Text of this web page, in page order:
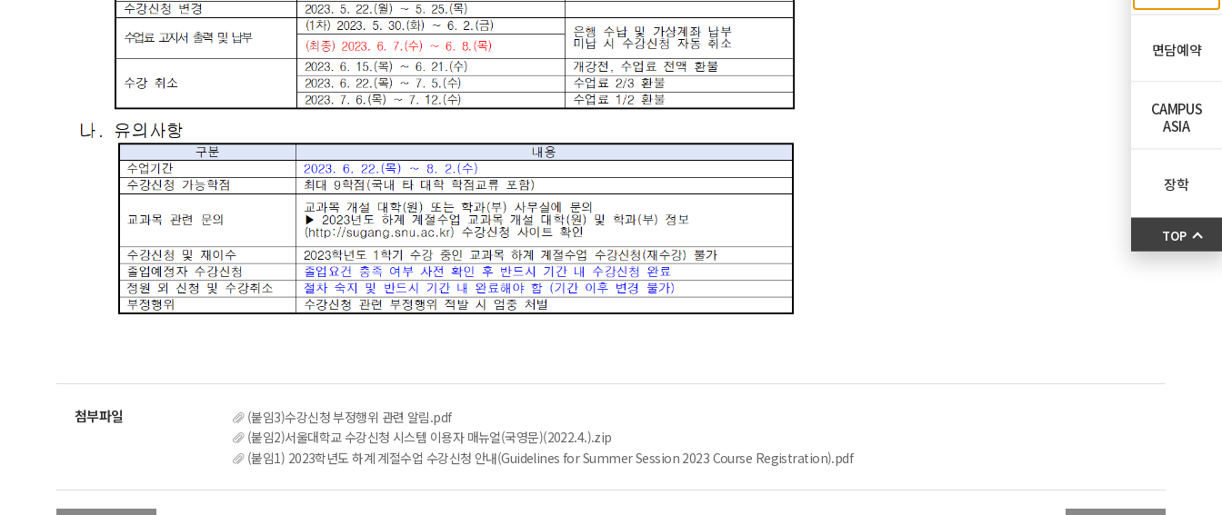
(붙임3)수강신청 부정행위 관련 알림.pdf
(붙임2)서울대학교 수강신청 시스템 이용자 매뉴얼(국영문)(2022.4.).zip
(붙임1) 2023학년도 하계 계절수업 수강신청 안내(Guidelines for Summer Session 2023 Course Registration).pdf
면담예약
CAMPUS
ASIA
장학
TOP